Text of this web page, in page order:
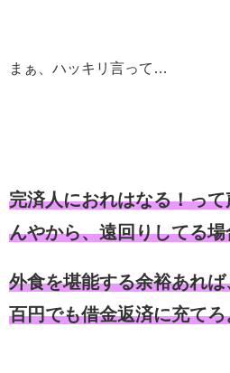
まぁ、ハッキリ言って…
完済人におれはなる！っ
んやから、遠回りしてる
外食を堪能する余裕あれ
百円でも借金返済に充てろ